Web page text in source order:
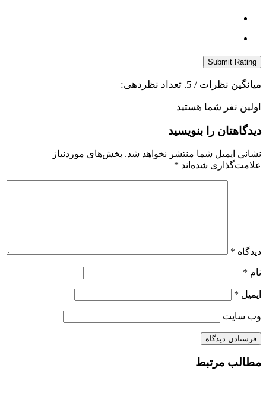
Submit Rating
میانگین نظرات / 5. تعداد نظردهی:
اولین نفر شما هستید
دیدگاهتان را بنویسید
نشانی ایمیل شما منتشر نخواهد شد. بخش‌های موردنیاز
علامت‌گذاری شده‌اند *
دیدگاه *
نام *
ایمیل *
وب‌ سایت
مطالب مرتبط